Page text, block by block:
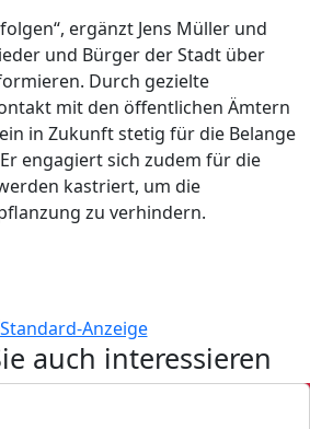
ergänzt Jens Müller und
und Bürger der Stadt über
Durch gezielte
mit den öffentlichen Ämtern
in Zukunft stetig für die Belange
engagiert sich zudem für die
kastriert, um die
zu verhindern.
auch interessieren